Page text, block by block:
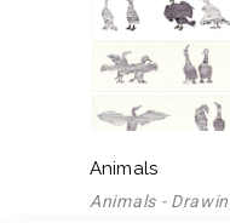
Animals
Animals -